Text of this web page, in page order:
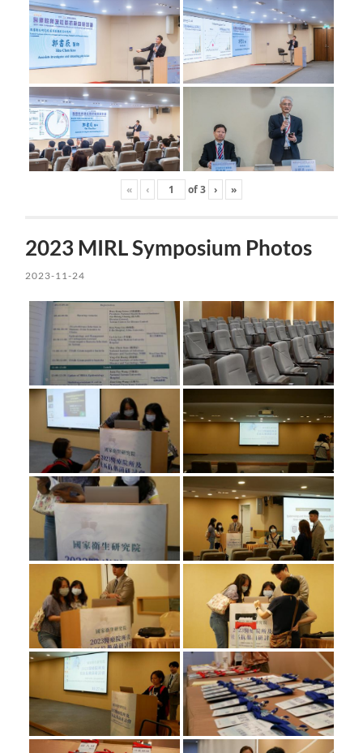
« ‹ of3 › »
2023 MIRL Symposium Photos
2023-11-24